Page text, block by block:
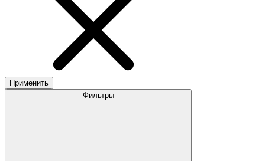
Применить
Фильтры